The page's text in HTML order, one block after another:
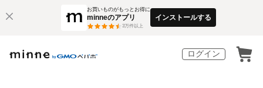
お買いものがもっとお得に
minneのアプリ
3万件以上
インストールする
ログイン